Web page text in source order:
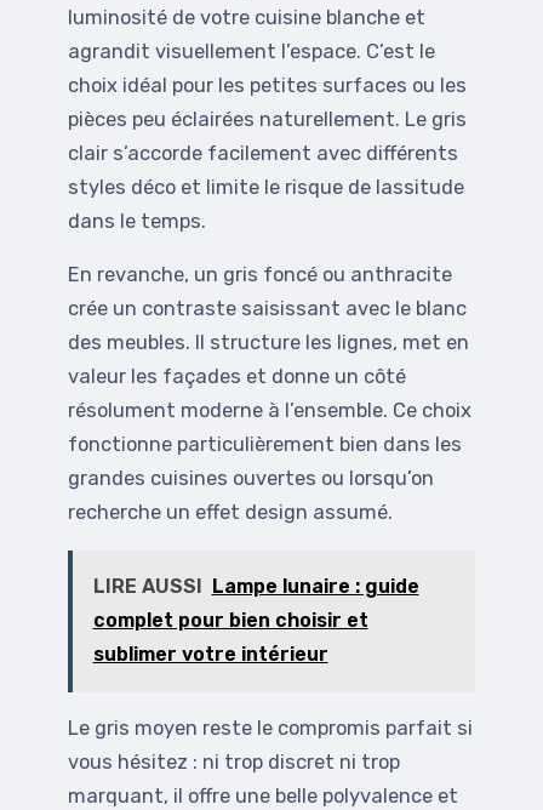
luminosité de votre cuisine blanche et
agrandit visuellement l’espace. C’est le
choix idéal pour les petites surfaces ou les
pièces peu éclairées naturellement. Le gris
clair s’accorde facilement avec différents
styles déco et limite le risque de lassitude
dans le temps.
En revanche, un gris foncé ou anthracite
crée un contraste saisissant avec le blanc
des meubles. Il structure les lignes, met en
valeur les façades et donne un côté
résolument moderne à l’ensemble. Ce choix
fonctionne particulièrement bien dans les
grandes cuisines ouvertes ou lorsqu’on
recherche un effet design assumé.
LIRE AUSSI
Lampe lunaire : guide
complet pour bien choisir et
sublimer votre intérieur
Le gris moyen reste le compromis parfait si
vous hésitez : ni trop discret ni trop
marquant, il offre une belle polyvalence et